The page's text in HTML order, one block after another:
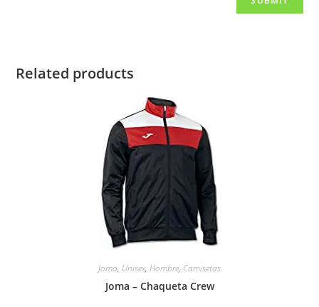
Related products
Joma, Unisex, Hombre, Camisetas
Joma – Chaqueta Crew